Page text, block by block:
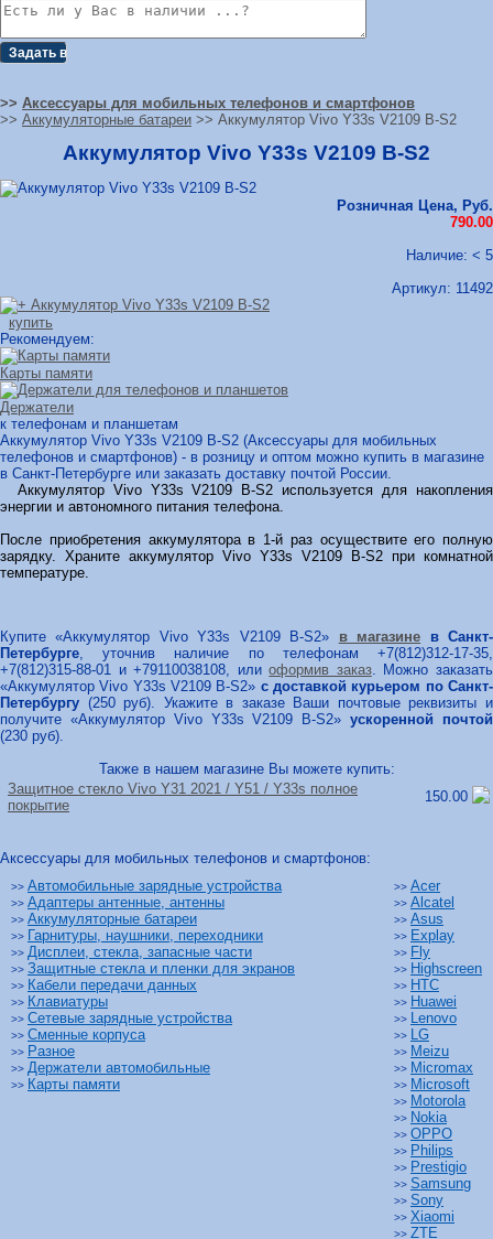
>> Аксессуары для мобильных телефонов и смартфонов
>> Аккумуляторные батареи >> Аккумулятор Vivo Y33s V2109 B-S2
Аккумулятор Vivo Y33s V2109 B-S2
Розничная Цена, Руб.
790.00
Наличие: < 5
Артикул: 11492
купить
Рекомендуем:
Карты памяти
Держатели
к телефонам и планшетам
Аккумулятор Vivo Y33s V2109 B-S2 (Аксессуары для мобильных
телефонов и смартфонов) - в розницу и оптом можно купить в магазине
в Санкт-Петербурге или заказать доставку почтой России.
Аккумулятор Vivo Y33s V2109 B-S2 используется для накопления
энергии и автономного питания телефона.
После приобретения аккумулятора в 1-й раз осуществите его полную
зарядку. Храните аккумулятор Vivo Y33s V2109 B-S2 при комнатной
температуре.
Купите «Аккумулятор Vivo Y33s V2109 B-S2» в магазине в Санкт-
Петербурге , уточнив наличие по телефонам +7(812)312-17-35,
+7(812)315-88-01 и +79110038108, илиоформив заказ. Можно заказать
«Аккумулятор Vivo Y33s V2109 B-S2» с доставкой курьером по Санкт-
Петербургу (250 руб). Укажите в заказе Ваши почтовые реквизиты и
получите «Аккумулятор Vivo Y33s V2109 B-S2»ускоренной почтой
(230 руб).
Также в нашем магазине Вы можете купить:
Защитное стекло Vivo Y31 2021 / Y51 / Y33s полное
покрытие
150.00
Аксессуары для мобильных телефонов и смартфонов:
>> Автомобильные зарядные устройства
>> Адаптеры антенные, антенны
>> Аккумуляторные батареи
>> Гарнитуры, наушники, переходники
>> Дисплеи, стекла, запасные части
>> Защитные стекла и пленки для экранов
>> Кабели передачи данных
>> Клавиатуры
>> Сетевые зарядные устройства
>> Сменные корпуса
>> Разное
>> Держатели автомобильные
>> Карты памяти
>> Acer
>> Alcatel
>> Asus
>> Explay
>> Fly
>> Highscreen
>> HTC
>> Huawei
>> Lenovo
>> LG
>> Meizu
>> Micromax
>> Microsoft
>> Motorola
>> Nokia
>> OPPO
>> Philips
>> Prestigio
>> Samsung
>> Sony
>> Xiaomi
>> ZTE